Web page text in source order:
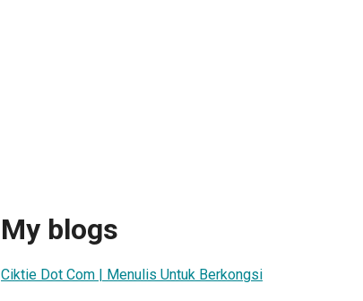
My blogs
Ciktie Dot Com | Menulis Untuk Berkongsi